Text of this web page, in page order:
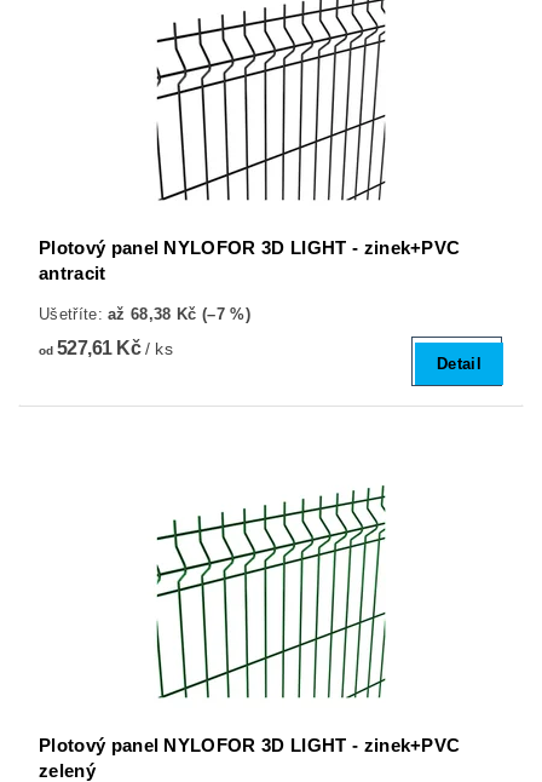
Plotový panel NYLOFOR 3D LIGHT - zinek+PVC
antracit
Ušetříte:až 68,38 Kč (–7 %)
od527,61 Kč/ ks
Detail
Plotový panel NYLOFOR 3D LIGHT - zinek+PVC
zelený